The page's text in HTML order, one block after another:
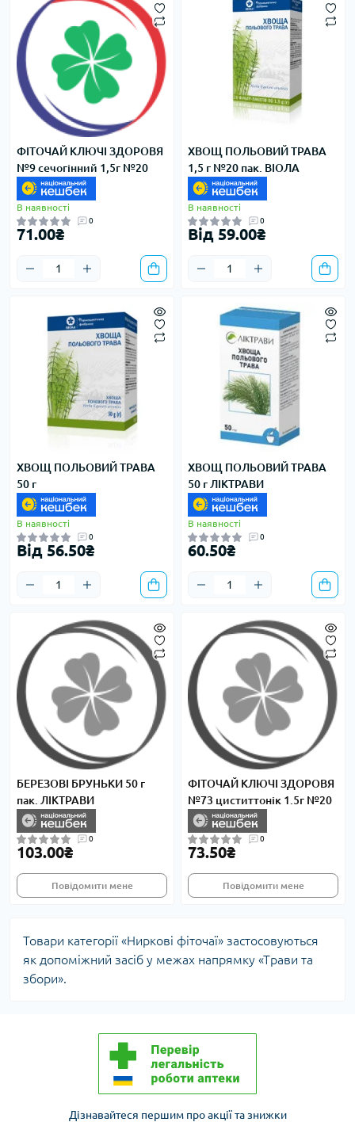
ФІТОЧАЙ КЛЮЧІ ЗДОРОВЯ
№9 сечогінний 1,5г №20
В наявності
0
71.00₴
ХВОЩ ПОЛЬОВИЙ ТРАВА
1,5 г №20 пак. ВІОЛА
В наявності
0
Від 59.00₴
ХВОЩ ПОЛЬОВИЙ ТРАВА
50 г
В наявності
0
Від 56.50₴
ХВОЩ ПОЛЬОВИЙ ТРАВА
50 г ЛІКТРАВИ
В наявності
0
60.50₴
БЕРЕЗОВІ БРУНЬКИ 50 г
пак. ЛІКТРАВИ
0
103.00₴
Повідомити мене
ФІТОЧАЙ КЛЮЧІ ЗДОРОВЯ
№73 циститтонік 1.5г №20
0
73.50₴
Повідомити мене
Товари категорії «Ниркові фіточаї» застосовуються
як допоміжний засіб у межах напрямку «Трави та
збори».
Дізнавайтеся першим про акції та знижки